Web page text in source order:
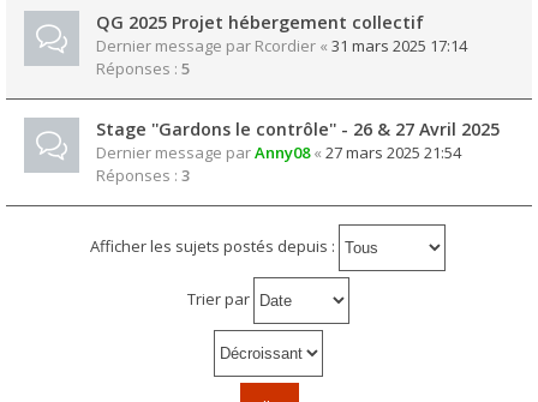
QG 2025 Projet hébergement collectif
Dernier message par Rcordier « 31 mars 2025 17:14
Réponses : 5
Stage ''Gardons le contrôle'' - 26 & 27 Avril 2025
Dernier message parAnny08« 27 mars 2025 21:54
Réponses : 3
Afficher les sujets postés depuis :
Trier par